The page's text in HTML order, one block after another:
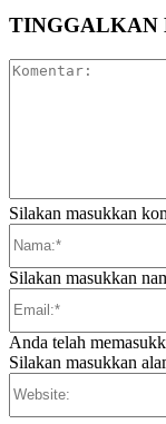
TINGGALKAN
Silakan masukkan
Silakan masukkan
Anda telah
Silakan masukkan